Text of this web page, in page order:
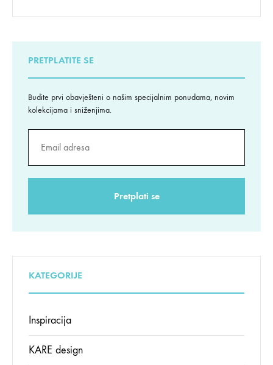
PRETPLATITE SE
Budite prvi obavješteni o našim specijalnim ponudama, novim
kolekcijama i sniženjima.
KATEGORIJE
Inspiracija
KARE design